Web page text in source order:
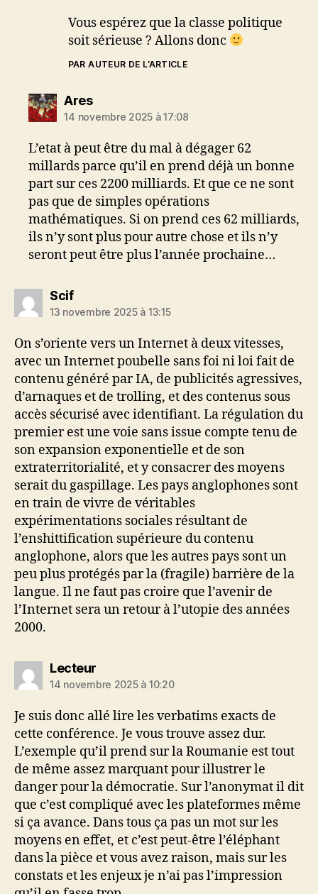
Vous espérez que la classe politique
soit sérieuse ? Allons donc
PAR AUTEUR DE L’ARTICLE
Aresdit :
14 novembre 2025 à 17:08
L’etat à peut être du mal à dégager 62
millards parce qu’il en prend déjà un bonne
part sur ces 2200 milliards. Et que ce ne sont
pas que de simples opérations
mathématiques. Si on prend ces 62 milliards,
ils n’y sont plus pour autre chose et ils n’y
seront peut être plus l’année prochaine…
Scifdit :
13 novembre 2025 à 13:15
On s’oriente vers un Internet à deux vitesses,
avec un Internet poubelle sans foi ni loi fait de
contenu généré par IA, de publicités agressives,
d’arnaques et de trolling, et des contenus sous
accès sécurisé avec identifiant. La régulation du
premier est une voie sans issue compte tenu de
son expansion exponentielle et de son
extraterritorialité, et y consacrer des moyens
serait du gaspillage. Les pays anglophones sont
en train de vivre de véritables
expérimentations sociales résultant de
l’enshittification supérieure du contenu
anglophone, alors que les autres pays sont un
peu plus protégés par la (fragile) barrière de la
langue. Il ne faut pas croire que l’avenir de
l’Internet sera un retour à l’utopie des années
2000.
Lecteurdit :
14 novembre 2025 à 10:20
Je suis donc allé lire les verbatims exacts de
cette conférence. Je vous trouve assez dur.
L’exemple qu’il prend sur la Roumanie est tout
de même assez marquant pour illustrer le
danger pour la démocratie. Sur l’anonymat il dit
que c’est compliqué avec les plateformes même
si ça avance. Dans tous ça pas un mot sur les
moyens en effet, et c’est peut-être l’éléphant
dans la pièce et vous avez raison, mais sur les
constats et les enjeux je n’ai pas l’impression